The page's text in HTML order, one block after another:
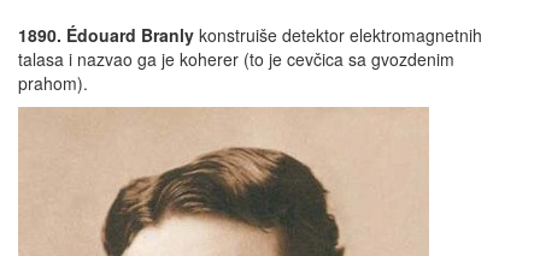
1890. Édouard Branly konstruiše detektor elektromagnetnih
talasa i nazvao ga je koherer (to je cevčica sa gvozdenim
prahom).